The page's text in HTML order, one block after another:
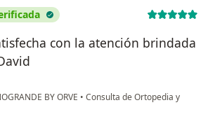
con la atención brindada
BY ORVE • Consulta de Ortopedia y
M.R.